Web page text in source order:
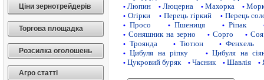
Ціни зернотрейдерів
Торгова площадка
Розсилка оголошень
Агро статті
• Люпин • Люцерна • Махорка •
• Огірки • Перець гіркий • Перець
• Просо • Пшениця • Ріпак
• Соняшник на зерно • Сорго • Соя
• Троянда • Тютюн • Фенхель
• Цибуля на ріпку • Цибуля на
• Цукровий буряк • Часник • Шавлія •